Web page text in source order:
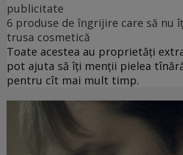
publicitate
6 produse de îngrijire care să nu
trusa cosmetică
Toate acestea au proprietăți
pot ajuta să îți menții pielea
pentru cît mai mult timp.